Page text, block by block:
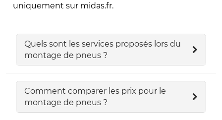
uniquement sur midas.fr.
Quels sont les services proposés lors du
montage de pneus ?
Comment comparer les prix pour le
montage de pneus ?